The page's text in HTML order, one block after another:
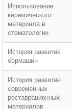
Использование
керамического
материала в
стоматологии
История развития
бормашин
История развития
современных
реставрационных
материалов